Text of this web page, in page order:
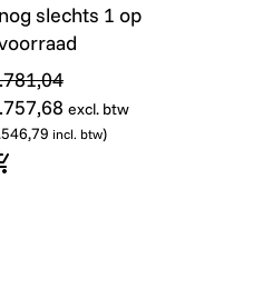
nog slechts 1 op
excl. btw
incl. btw)
winkelmandje